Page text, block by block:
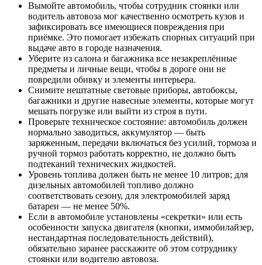
Вымойте автомобиль, чтобы сотрудник стоянки или
водитель автовоза мог качественно осмотреть кузов и
зафиксировать все имеющиеся повреждения при
приёмке. Это помогает избежать спорных ситуаций при
выдаче авто в городе назначения.
Уберите из салона и багажника все незакреплённые
предметы и личные вещи, чтобы в дороге они не
повредили обивку и элементы интерьера.
Снимите нештатные световые приборы, автобоксы,
багажники и другие навесные элементы, которые могут
мешать погрузке или выйти из строя в пути.
Проверьте техническое состояние: автомобиль должен
нормально заводиться, аккумулятор — быть
заряженным, передачи включаться без усилий, тормоза и
ручной тормоз работать корректно, не должно быть
подтеканий технических жидкостей.
Уровень топлива должен быть не менее 10 литров; для
дизельных автомобилей топливо должно
соответствовать сезону, для электромобилей заряд
батареи — не менее 50%.
Если в автомобиле установлены «секретки» или есть
особенности запуска двигателя (кнопки, иммобилайзер,
нестандартная последовательность действий),
обязательно заранее расскажите об этом сотруднику
стоянки или водителю автовоза.